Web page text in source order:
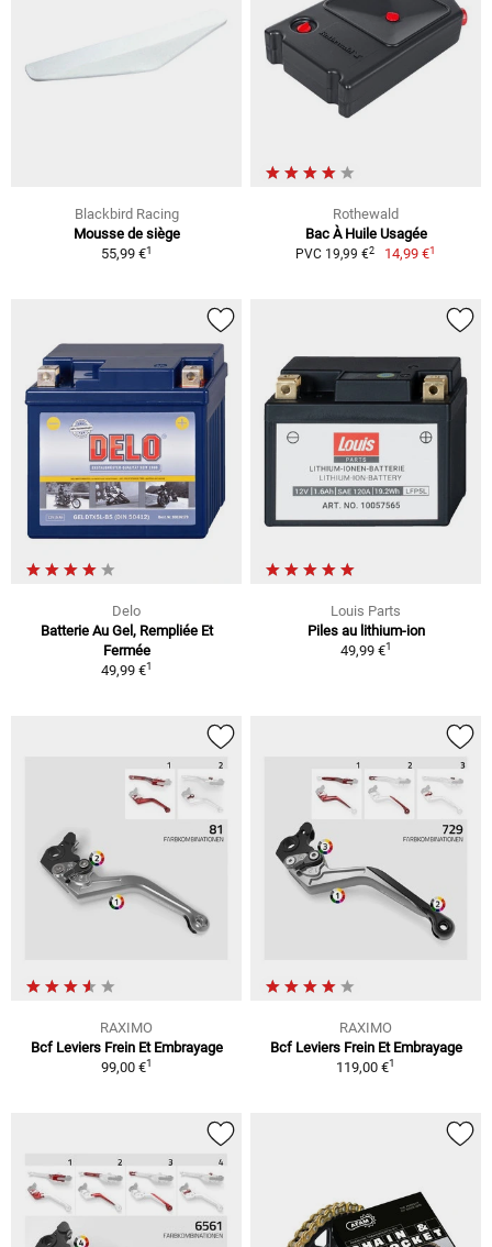
Blackbird Racing
Mousse de siège
55,99 €1
Rothewald
Bac À Huile Usagée
PVC 19,99 €2 14,99 €1
Delo
Batterie Au Gel, Rempliée Et
Fermée
49,99 €1
Louis Parts
Piles au lithium-ion
49,99 €1
RAXIMO
Bcf Leviers Frein Et Embrayage
99,00 €1
RAXIMO
Bcf Leviers Frein Et Embrayage
119,00 €1